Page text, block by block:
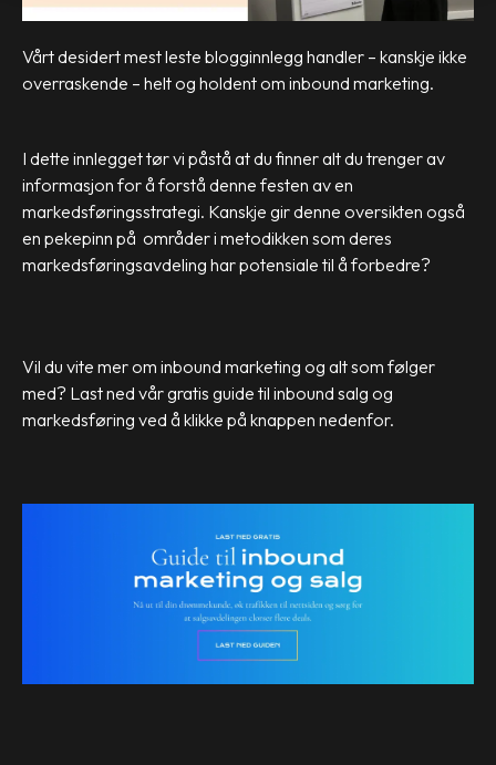
Vårt desidert mest leste blogginnlegg handler – kanskje ikke
overraskende – helt og holdent om inbound marketing.
I dette innlegget tør vi påstå at du finner alt du trenger av
informasjon for å forstå denne festen av en
markedsføringsstrategi. Kanskje gir denne oversikten også
en pekepinn på områder i metodikken som deres
markedsføringsavdeling har potensiale til å forbedre?
Vil du vite mer om inbound marketing og alt som følger
med? Last ned vår gratis guide til inbound salg og
markedsføring ved å klikke på knappen nedenfor.